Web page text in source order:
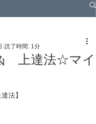
法】
上達法☆マイ
読了時間: 1分